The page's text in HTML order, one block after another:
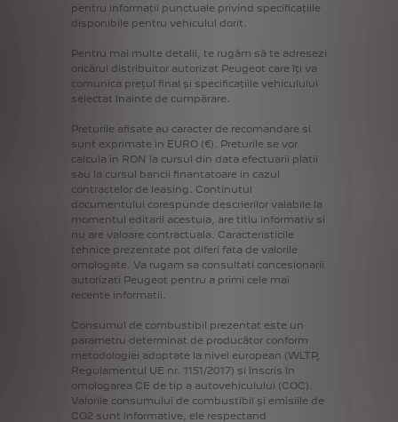
pentru informații punctuale privind specificațiile
disponibile pentru vehiculul dorit.
Pentru mai multe detalii, te rugăm să te adresezi
oricărui distribuitor autorizat Peugeot care îți va
comunica prețul final și specificațiile vehiculului
selectat înainte de cumpărare.
Preturile afisate au caracter de recomandare si
sunt exprimate in EURO (€). Preturile se vor
calcula in RON la cursul din data efectuarii platii
sau la cursul bancii finantatoare in cazul
contractelor de leasing.
Continutul
documentului corespunde descrierilor valabile la
momentul editarii acestuia, are titlu informativ si
nu are valoare contractuala.
Caracteristicile
tehnice prezentate pot diferi fata de valorile
omologate.
Va rugam sa consultati concesionarii
autorizati Peugeot pentru a primi cele mai
recente informatii.
Consumul de combustibil prezentat este un
parametru determinat de producător conform
metodologiei adoptate la nivel european (WLTP,
Regulamentul UE nr. 1151/2017) și înscris în
omologarea CE de tip a autovehiculului (COC).
Valorile consumului de combustibil și emisiile de
CO2 sunt informative, ele respectand